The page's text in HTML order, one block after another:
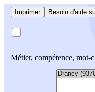
Imprimer Besoin d'aide
Métier, compétence, mot-